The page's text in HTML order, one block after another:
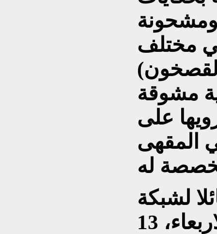
ومشحونة
مختلف
مشوقة
على
المقهى
لشبكة
رووداو، في حديثه اليوم الاربعاء، 13